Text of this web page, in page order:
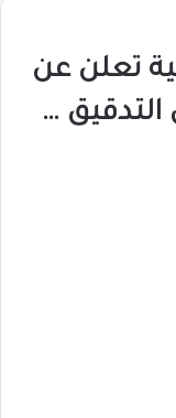
تعلن عن
…